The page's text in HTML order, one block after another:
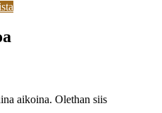
aikoina. Olethan siis